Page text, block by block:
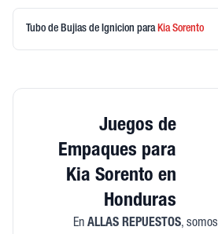
Tubo de Bujias de Ignicion para KiaSorento
Juegos de
Empaques para
Kia Sorento en
Honduras
En ALLAS REPUESTOS, somos